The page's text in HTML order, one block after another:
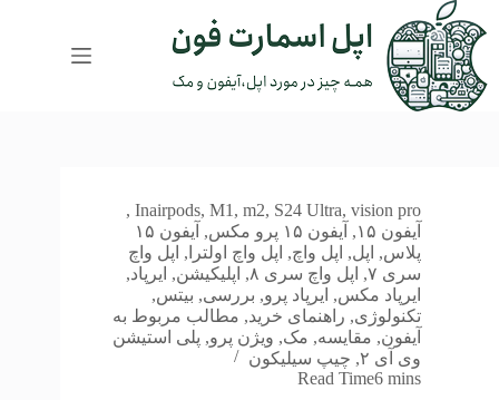
به
محتوا
Inairpods, M1 , m2, S24 Ultra, vision pro
,
آیفون ۱۵
, آیفون ۱۵ پرو مکس ,
آیفون ۱۵
پلاس, اپل, اپل واچ, اپل واچ اولترا , اپل واچ
سری ۷
, اپل واچ سری ۸ , اپلیکیشن, ایرپاد,
ایرپاد مکس, ایرپاد پرو, بررسی, بیتس,
تکنولوژی, راهنمای خرید, مطالب مربوط به
آیفون, مقایسه, مک, ویژن پرو, پلی استیشن
وی آی ۲
, چیپ سیلیکون
Read Time6 mins